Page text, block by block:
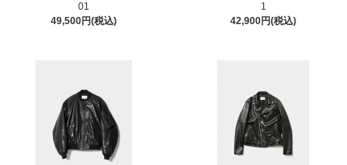
01
49,500円(税込)
1
42,900円(税込)